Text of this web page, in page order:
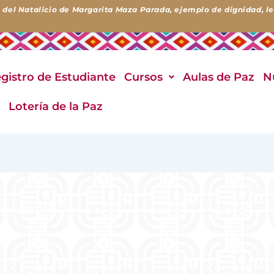
del Natalicio de Margarita Maza Parada, ejemplo de dignidad,
de Estudiante Cursos Aulas de Paz
Lotería de la Paz